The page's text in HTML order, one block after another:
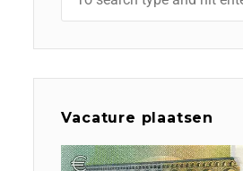
Vacature plaatsen